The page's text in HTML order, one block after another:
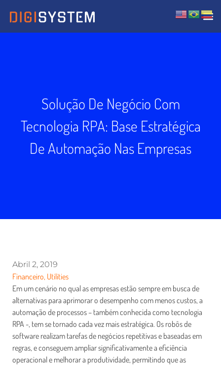
Solução De Negócio Com
Tecnologia RPA: Base Estratégica
De Automação Nas Empresas
Abril 2, 2019
Financeiro, Utilities
Em um cenário no qual as empresas estão sempre em busca de
alternativas para aprimorar o desempenho com menos custos, a
automação de processos – também conhecida como tecnologia
RPA -, tem se tornado cada vez mais estratégica. Os robôs de
software realizam tarefas de negócios repetitivas e baseadas em
regras, e conseguem ampliar significativamente a eficiência
operacional e melhorar a produtividade, permitindo que as